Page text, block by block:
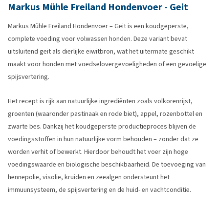
Markus Mühle Freiland Hondenvoer - Geit
Markus Mühle Freiland Hondenvoer – Geit is een koudgeperste,
complete voeding voor volwassen honden. Deze variant bevat
uitsluitend geit als dierlijke eiwitbron, wat het uitermate geschikt
maakt voor honden met voedselovergevoeligheden of een gevoelige
spijsvertering.
Het recept is rijk aan natuurlijke ingrediënten zoals volkorenrijst,
groenten (waaronder pastinaak en rode biet), appel, rozenbottel en
zwarte bes. Dankzij het koudgeperste productieproces blijven de
voedingsstoffen in hun natuurlijke vorm behouden – zonder dat ze
worden verhit of bewerkt. Hierdoor behoudt het voer zijn hoge
voedingswaarde en biologische beschikbaarheid. De toevoeging van
hennepolie, visolie, kruiden en zeealgen ondersteunt het
immuunsysteem, de spijsvertering en de huid- en vachtconditie.